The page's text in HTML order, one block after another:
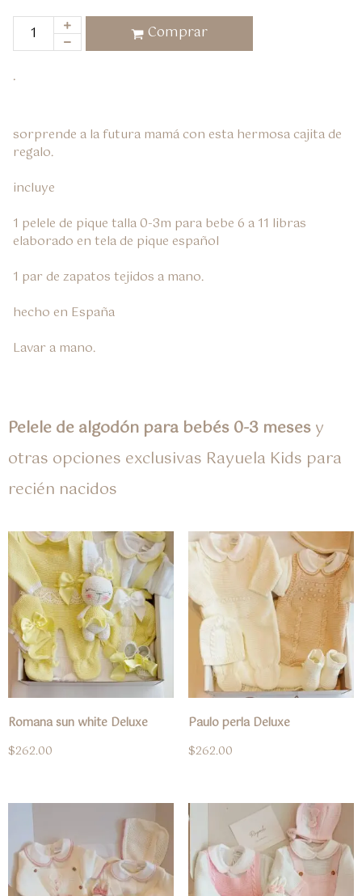
Comprar
.
sorprende a la futura mamá con esta hermosa cajita de
regalo.
incluye
1 pelele de pique talla 0-3m para bebe 6 a 11 libras
elaborado en tela de pique español
1 par de zapatos tejidos a mano.
hecho en España
Lavar a mano.
Pelele de algodón para bebés 0-3 mesesy
otras opciones exclusivas Rayuela Kids para
recién nacidos
Romana sun white Deluxe
$262.00
Paulo perla Deluxe
$262.00